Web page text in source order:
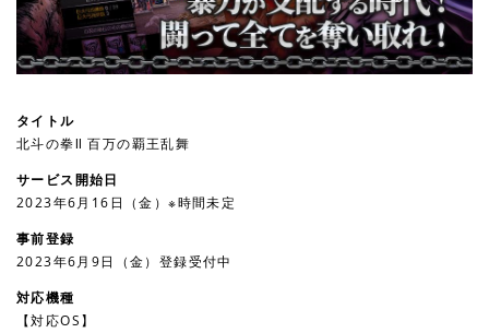
タイトル
北斗の拳Ⅱ 百万の覇王乱舞
サービス開始日
2023年6月16日（金）※時間未定
事前登録
2023年6月9日（金）登録受付中
対応機種
【対応OS】